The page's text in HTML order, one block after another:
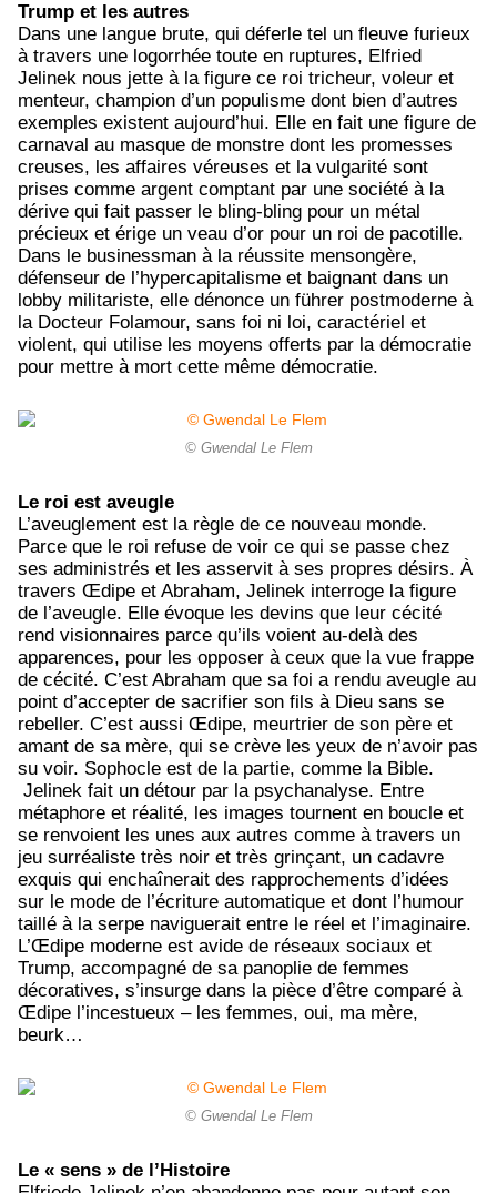
Trump et les autres
Dans une langue brute, qui déferle tel un fleuve furieux
à travers une logorrhée toute en ruptures, Elfried
Jelinek nous jette à la figure ce roi tricheur, voleur et
menteur, champion d’un populisme dont bien d’autres
exemples existent aujourd’hui. Elle en fait une figure de
carnaval au masque de monstre dont les promesses
creuses, les affaires véreuses et la vulgarité sont
prises comme argent comptant par une société à la
dérive qui fait passer le bling-bling pour un métal
précieux et érige un veau d’or pour un roi de pacotille.
Dans le businessman à la réussite mensongère,
défenseur de l’hypercapitalisme et baignant dans un
lobby militariste, elle dénonce un führer postmoderne à
la Docteur Folamour, sans foi ni loi, caractériel et
violent, qui utilise les moyens offerts par la démocratie
pour mettre à mort cette même démocratie.
© Gwendal Le Flem
Le roi est aveugle
L’aveuglement est la règle de ce nouveau monde.
Parce que le roi refuse de voir ce qui se passe chez
ses administrés et les asservit à ses propres désirs. À
travers Œdipe et Abraham, Jelinek interroge la figure
de l’aveugle. Elle évoque les devins que leur cécité
rend visionnaires parce qu’ils voient au-delà des
apparences, pour les opposer à ceux que la vue frappe
de cécité. C’est Abraham que sa foi a rendu aveugle au
point d’accepter de sacrifier son fils à Dieu sans se
rebeller. C’est aussi Œdipe, meurtrier de son père et
amant de sa mère, qui se crève les yeux de n’avoir pas
su voir. Sophocle est de la partie, comme la Bible.
Jelinek fait un détour par la psychanalyse. Entre
métaphore et réalité, les images tournent en boucle et
se renvoient les unes aux autres comme à travers un
jeu surréaliste très noir et très grinçant, un cadavre
exquis qui enchaînerait des rapprochements d’idées
sur le mode de l’écriture automatique et dont l’humour
taillé à la serpe naviguerait entre le réel et l’imaginaire.
L’Œdipe moderne est avide de réseaux sociaux et
Trump, accompagné de sa panoplie de femmes
décoratives, s’insurge dans la pièce d’être comparé à
Œdipe l’incestueux – les femmes, oui, ma mère,
beurk…
© Gwendal Le Flem
Le « sens » de l’Histoire